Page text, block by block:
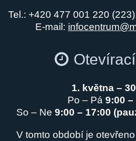
Tel.: +420 477 001 220
E-mail:
1. května –
Po – Pá 9:00 –
So – Ne 9:00 – 17:00
V tomto období je